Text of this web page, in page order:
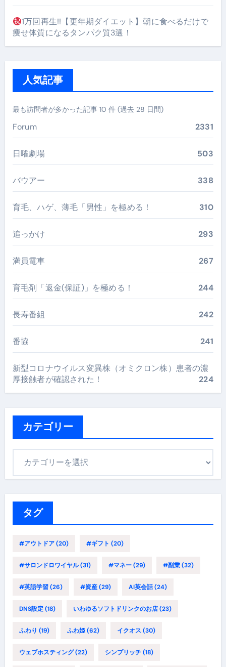
1万回再生!!【更年期ダイエット】朝に食べるだけで
痩せ体質になるタンパク質3選！
人気記事
最も訪問者が多かった記事 10 件 (過去 28 日間)
Forum 2331
日曜劇場 503
バウアー 338
育毛、ハゲ、薄毛「男性」を極める！ 310
追っかけ 293
満員電車 267
育毛剤「返金(保証)」を極める！ 244
長寿番組 242
番協 241
新型コロナウイルス変異株（オミクロン株）患者の濃
厚接触者が確認された！
224
カテゴリー
タグ
#アウトドア(20) #ギフト (20)
#サロンドロワイヤル(31) #マネー(29) #副業(32)
#英語学習(26) #資産(29) AI英会話(24)
DNS設定(18) いわゆるソフトドリンクのお店(23)
ふわり (19) ふわ姫(62) イクオス (30)
ウェブホスティング(22) シンプリッチ(18)